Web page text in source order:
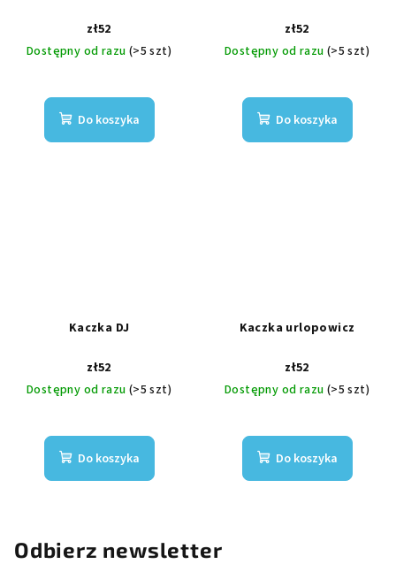
zł52
Dostępny od razu (>5 szt)
Do koszyka
zł52
Dostępny od razu (>5 szt)
Do koszyka
Kaczka DJ
zł52
Dostępny od razu (>5 szt)
Do koszyka
Kaczka urlopowicz
zł52
Dostępny od razu (>5 szt)
Do koszyka
Odbierz newsletter